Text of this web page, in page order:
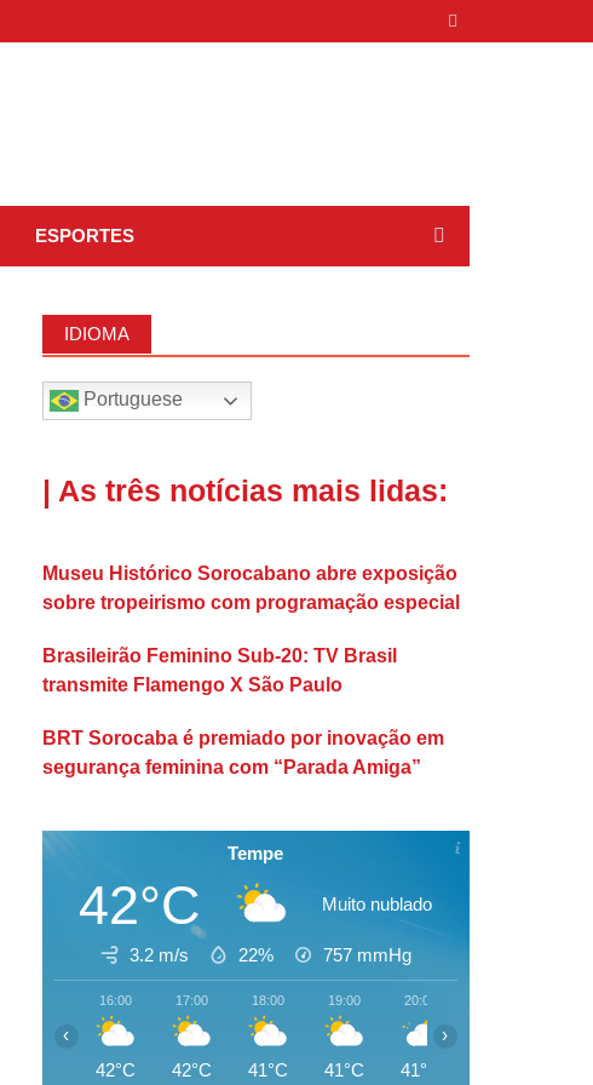
ESPORTES
IDIOMA
Portuguese
| As três notícias mais lidas:
Museu Histórico Sorocabano abre exposição
sobre tropeirismo com programação especial
Brasileirão Feminino Sub-20: TV Brasil
transmite Flamengo X São Paulo
BRT Sorocaba é premiado por inovação em
segurança feminina com “Parada Amiga”
Tempe
42°C Muito nublado
3.2 m/s 22% 757 mmHg
16:00
42°C
17:00
42°C
18:00
41°C
19:00
41°C
20:00
41°C
‹ ›